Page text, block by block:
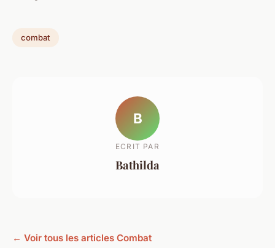
combat
B
ECRIT PAR
Bathilda
← Voir tous les articles Combat